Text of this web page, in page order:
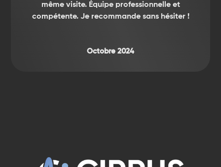
même visite. Équipe professionnelle et
compétente. Je recommande sans hésiter !
Octobre 2024